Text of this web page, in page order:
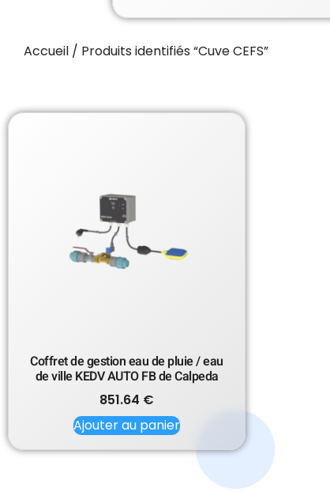
Accueil / Produits identifiés “Cuve CEFS”
Coffret de gestion eau de pluie / eau
de ville KEDV AUTO FB de Calpeda
851.64 €
Ajouter au panier